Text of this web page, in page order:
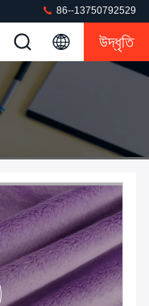
86--13750792529
উদ্ধৃতি